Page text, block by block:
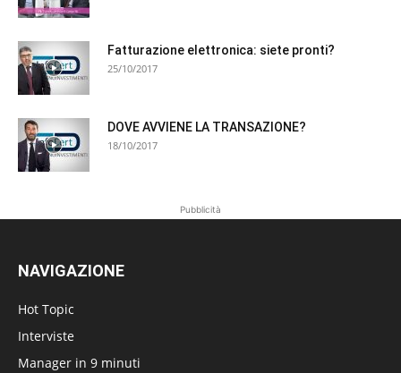
Fatturazione elettronica: siete pronti?
25/10/2017
DOVE AVVIENE LA TRANSAZIONE?
18/10/2017
Pubblicità
NAVIGAZIONE
Hot Topic
Interviste
Manager in 9 minuti